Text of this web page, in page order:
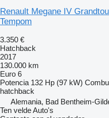
Renault Megane IV
Tempom
3.350 €
Hatchback
2017
130.000 km
Euro 6
Potencia 132 Hp (97 kW)
hatchback
Alemania, Bad Bentheim-
Ten velde Auto's